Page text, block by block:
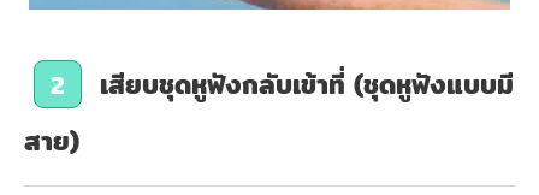
2
เสียบชุดหูฟังกลับเข้าที่ (ชุดหูฟังแบบมี
สาย)